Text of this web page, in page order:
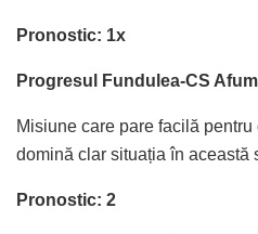
Pronostic: 1x
Progresul Fundulea-CS
Misiune care pare facilă
domină clar situația în această
Pronostic: 2